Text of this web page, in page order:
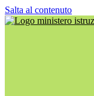
Salta al contenuto